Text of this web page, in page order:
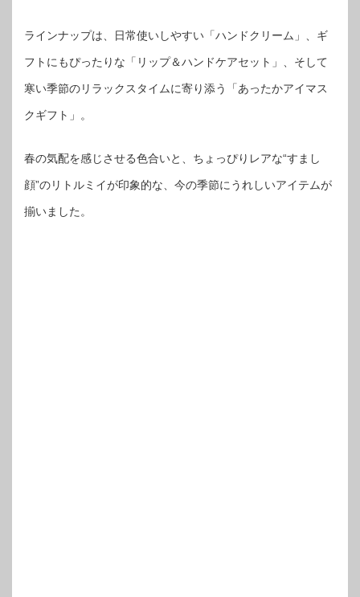
ラインナップは、日常使いしやすい「ハンドクリーム」、ギ
フトにもぴったりな「リップ＆ハンドケアセット」、そして
寒い季節のリラックスタイムに寄り添う「あったかアイマス
クギフト」。
春の気配を感じさせる色合いと、ちょっぴりレアな“すまし
顔”のリトルミイが印象的な、今の季節にうれしいアイテムが
揃いました。